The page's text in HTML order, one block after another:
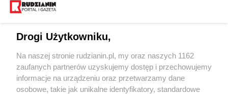
Wydawca mediów lokalnych
Drogi Użytkowniku,
Na naszej stronie rudzianin.pl, my oraz naszych 1162
zaufanych partnerów uzyskujemy dostęp i przechowujemy
informacje na urządzeniu oraz przetwarzamy dane
osobowe, takie jak unikalne identyfikatory, standardowe